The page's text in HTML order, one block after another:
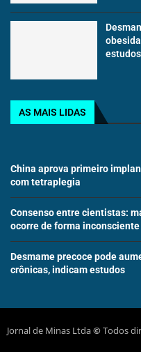
estudos
AS MAIS LIDAS
China aprova primeiro
com tetraplegia
Consenso entre cientistas:
ocorre de forma inconsciente
Desmame precoce pode
crônicas, indicam estudos
Jornal de Minas Ltda©Todos